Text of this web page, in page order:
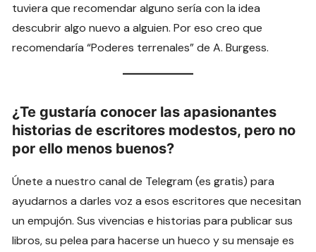
tuviera que recomendar alguno sería con la idea
descubrir algo nuevo a alguien. Por eso creo que
recomendaría “Poderes terrenales” de A. Burgess.
¿Te gustaría conocer las apasionantes
historias de escritores modestos, pero no
por ello menos buenos?
Únete a nuestro canal de Telegram (es gratis) para
ayudarnos a darles voz a esos escritores que necesitan
un empujón. Sus vivencias e historias para publicar sus
libros, su pelea para hacerse un hueco y su mensaje es